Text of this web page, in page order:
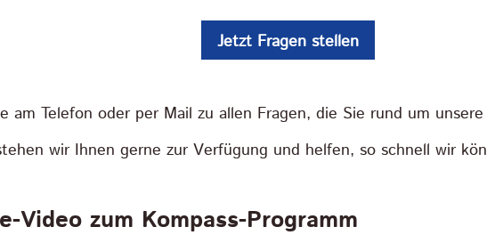
Jetzt Fragen stellen
am Telefon oder per Mail zu allen Fragen, die Sie rund um
wir Ihnen gerne zur Verfügung und helfen, so schnell wir
Video zum Kompass-Programm